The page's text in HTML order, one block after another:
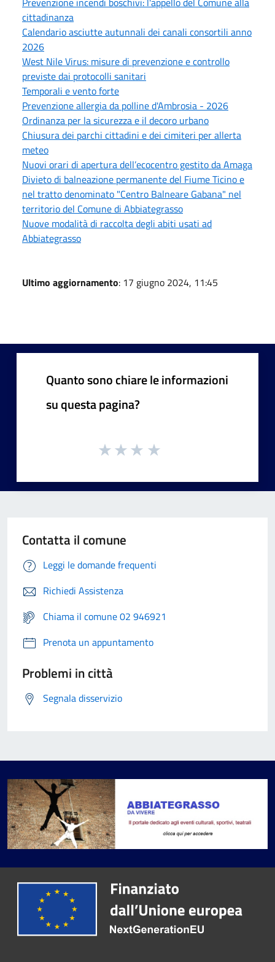
cittadinanza
Calendario asciutte autunnali dei canali consortili anno
2026
West Nile Virus: misure di prevenzione e controllo
previste dai protocolli sanitari
Temporali e vento forte
Prevenzione allergia da polline d'Ambrosia - 2026
Ordinanza per la sicurezza e il decoro urbano
Chiusura dei parchi cittadini e dei cimiteri per allerta
meteo
Nuovi orari di apertura dell’ecocentro gestito da Amaga
Divieto di balneazione permanente del Fiume Ticino e
nel tratto denominato "Centro Balneare Gabana" nel
territorio del Comune di Abbiategrasso
Nuove modalità di raccolta degli abiti usati ad
Abbiategrasso
Ultimo aggiornamento: 17 giugno 2024, 11:45
Quanto sono chiare le informazioni
su questa pagina?
Contatta il comune
Leggi le domande frequenti
Richiedi Assistenza
Chiama il comune 02 946921
Prenota un appuntamento
Problemi in città
Segnala disservizio